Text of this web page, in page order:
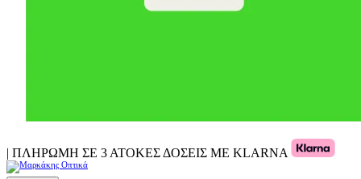
| ΠΛΗΡΩΜΗ ΣΕ 3 ΑΤΟΚΕΣ ΔΟΣΕΙΣ ΜΕ KLARNA